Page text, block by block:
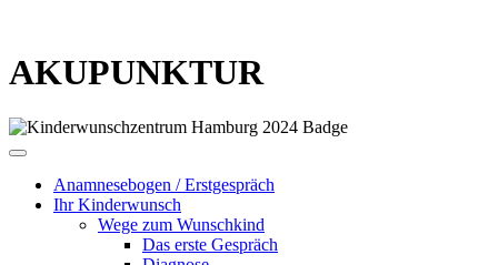
AKUPUNKTUR
Anamnesebogen / Erstgespräch
Ihr Kinderwunsch
Wege zum Wunschkind
Das erste Gespräch